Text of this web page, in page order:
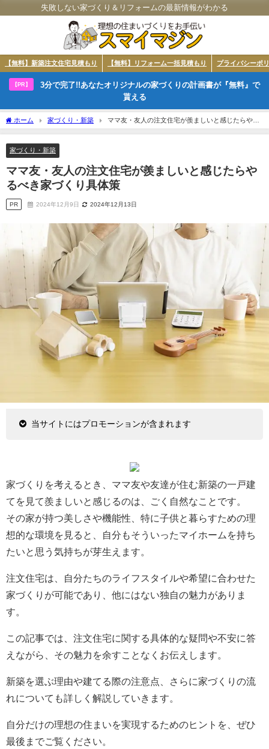
失敗しない家づくり＆リフォームの最新情報がわかる
【無料】新築注文住宅見積もり 【無料】リフォーム一括見積もり プライバシーポ
【PR】
3分で完了!!あなたオリジナルの家づくりの計画書が『無料』で
貰える
ホーム 家づくり・新築
ママ友・友人の注文住宅が羨ましいと感じたらやる
べき家づくり具体策
家づくり・新築
ママ友・友人の注文住宅が羨ましいと感じたらや
るべき家づくり具体策
PR 2024年12月9日 2024年12月13日
当サイトにはプロモーションが含まれます
家づくりを考えるとき、ママ友や友達が住む新築の一戸建
てを見て羨ましいと感じるのは、ごく自然なことです。
その家が持つ美しさや機能性、特に子供と暮らすための理
想的な環境を見ると、自分もそういったマイホームを持ち
たいと思う気持ちが芽生えます。
注文住宅は、自分たちのライフスタイルや希望に合わせた
家づくりが可能であり、他にはない独自の魅力がありま
す。
この記事では、注文住宅に関する具体的な疑問や不安に答
えながら、その魅力を余すことなくお伝えします。
新築を選ぶ理由や建てる際の注意点、さらに家づくりの流
れについても詳しく解説していきます。
自分だけの理想の住まいを実現するためのヒントを、ぜひ
最後までご覧ください。